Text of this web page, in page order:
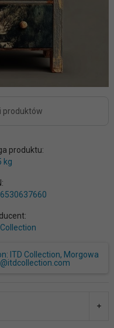
produktów
produktu:
kg
Collection
ITD Collection, Morgowa